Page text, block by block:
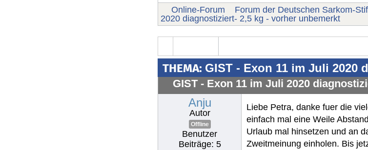
Online-Forum Forum der Deutschen Sarkom-
2020 diagnostiziert- 2,5 kg - vorher unbemerkt
THEMA: GIST - Exon 11 im Juli 2020
GIST - Exon 11 im Juli 2020
Anju
Autor
Offline
Benutzer
Beiträge: 5
Liebe Petra, danke fuer die
einfach mal eine Weile
Urlaub mal hinsetzen und an
Zweitmeinung einholen. Bis